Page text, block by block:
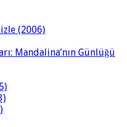
izle (2006)
Mandalina’nın Günlüğü